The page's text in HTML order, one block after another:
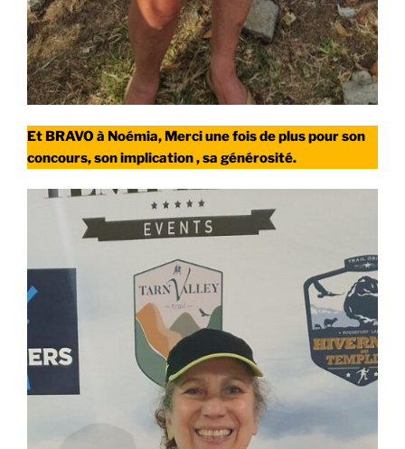
Et BRAVO à Noémia, Merci une fois de plus pour son
concours, son implication , sa générosité.